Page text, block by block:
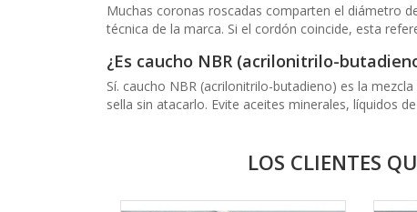
Muchas coronas roscadas comparten el diámetro
técnica de la marca. Si el cordón coincide, esta
¿Es caucho NBR (acrilonitrilo-
Sí. caucho NBR (acrilonitrilo-butadieno) es la
sella sin atacarlo. Evite aceites minerales, líquidos
LOS CLIENTES